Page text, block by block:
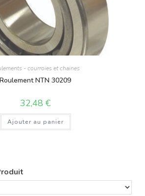
- courroies et chaines
Roulement NTN 30209
32,48 €
Ajouter au panier